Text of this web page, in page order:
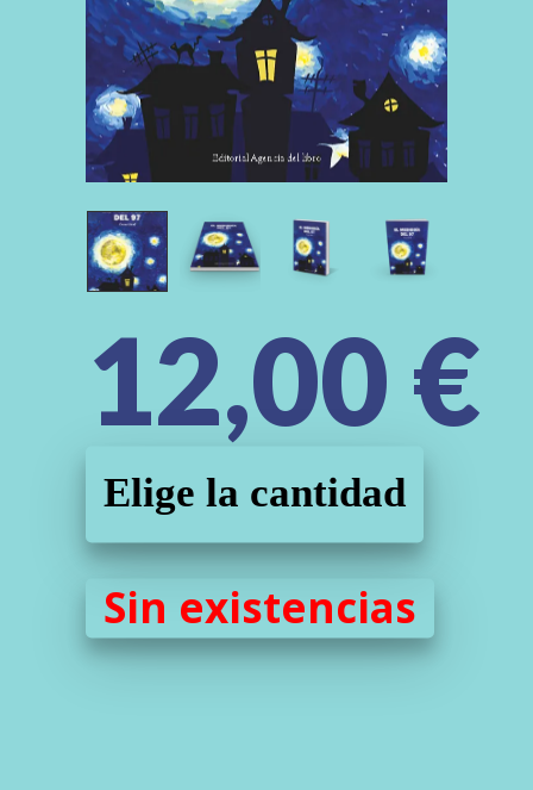
12,00€
Elige la cantidad
Sin existencias